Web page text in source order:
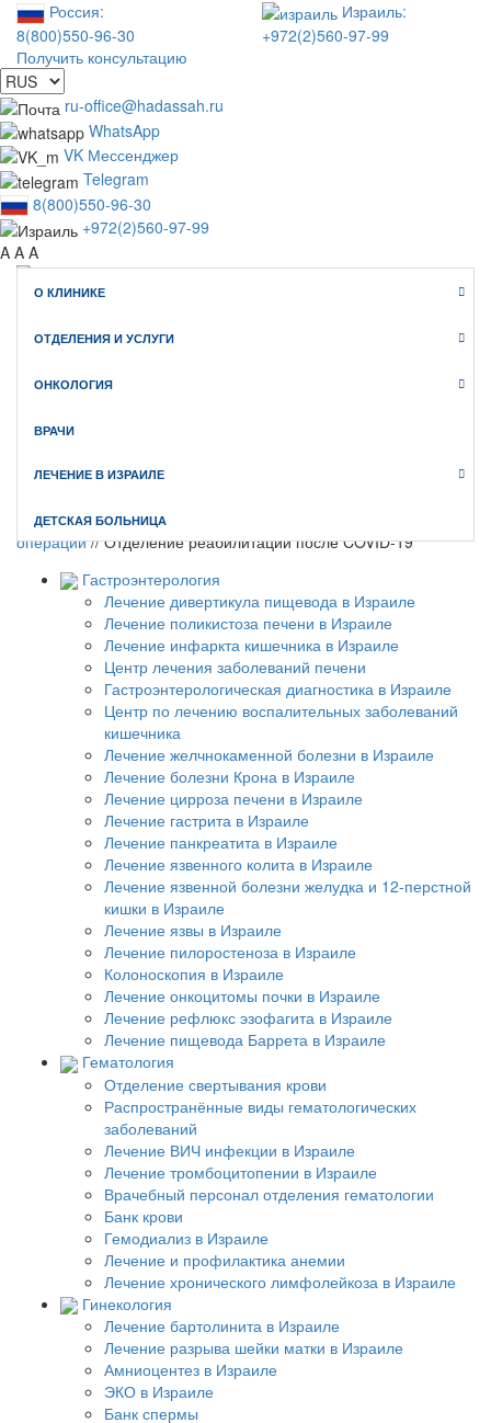
Россия:
8(800)550-96-30
Израиль:
+972(2)560-97-99
Получить консультацию
ru-office@hadassah.ru
WhatsApp
VK Мессенджер
Telegram
8(800)550-96-30
+972(2)560-97-99
A A A
WhatsApp
VK Мессенджер
О КЛИНИКЕ
ОТДЕЛЕНИЯ И УСЛУГИ
ОНКОЛОГИЯ
ВРАЧИ
ЛЕЧЕНИЕ В ИЗРАИЛЕ
ДЕТСКАЯ БОЛЬНИЦА
Главная // Реабилитация в Израиле после травм, инсультов и
операций // Отделение реабилитации после COVID-19
Гастроэнтерология
Лечение дивертикула пищевода в Израиле
Лечение поликистоза печени в Израиле
Лечение инфаркта кишечника в Израиле
Центр лечения заболеваний печени
Гастроэнтерологическая диагностика в Израиле
Центр по лечению воспалительных заболеваний
кишечника
Лечение желчнокаменной болезни в Израиле
Лечение болезни Крона в Израиле
Лечение цирроза печени в Израиле
Лечение гастрита в Израиле
Лечение панкреатита в Израиле
Лечение язвенного колита в Израиле
Лечение язвенной болезни желудка и 12-перстной
кишки в Израиле
Лечение язвы в Израиле
Лечение пилоростеноза в Израиле
Колоноскопия в Израиле
Лечение онкоцитомы почки в Израиле
Лечение рефлюкс эзофагита в Израиле
Лечение пищевода Баррета в Израиле
Гематология
Отделение свертывания крови
Распространённые виды гематологических
заболеваний
Лечение ВИЧ инфекции в Израиле
Лечение тромбоцитопении в Израиле
Врачебный персонал отделения гематологии
Банк крови
Гемодиализ в Израиле
Лечение и профилактика анемии
Лечение хронического лимфолейкоза в Израиле
Гинекология
Лечение бартолинита в Израиле
Лечение разрыва шейки матки в Израиле
Амниоцентез в Израиле
ЭКО в Израиле
Банк спермы